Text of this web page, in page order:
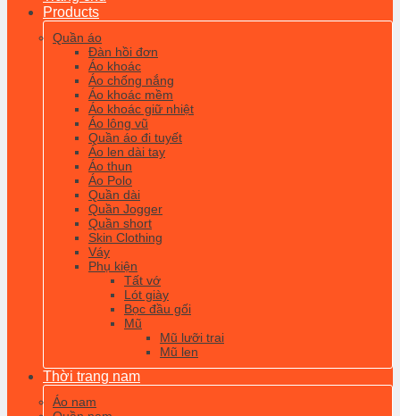
Products
Quần áo
Đàn hồi đơn
Áo khoác
Áo chống nắng
Áo khoác mềm
Áo khoác giữ nhiệt
Áo lông vũ
Quần áo đi tuyết
Áo len dài tay
Áo thun
Áo Polo
Quần dài
Quần Jogger
Quần short
Skin Clothing
Váy
Phụ kiện
Tất vớ
Lót giày
Bọc đầu gối
Mũ
Mũ lưỡi trai
Mũ len
Thời trang nam
Áo nam